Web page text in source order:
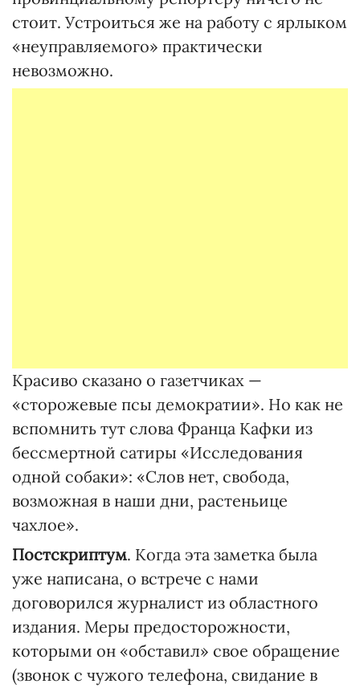
стоит. Устроиться же на работу с ярлыком
«неуправляемого» практически
невозможно.
Красиво сказано о газетчиках —
«сторожевые псы демократии». Но как не
вспомнить тут слова Франца Кафки из
бессмертной сатиры «Исследования
одной собаки»: «Слов нет, свобода,
возможная в наши дни, растеньице
чахлое».
Постскриптум. Когда эта заметка была
уже написана, о встрече с нами
договорился журналист из областного
издания. Меры предосторожности,
которыми он «обставил» свое обращение
(звонок с чужого телефона, свидание в